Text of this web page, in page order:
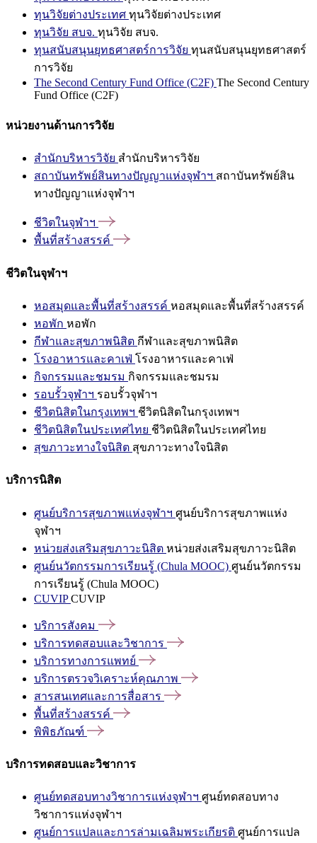
ทุนวิจัยต่างประเทศ ทุนวิจัยต่างประเทศ
ทุนวิจัย สบจ. ทุนวิจัย สบจ.
ทุนสนับสนุนยุทธศาสตร์การวิจัย ทุนสนับสนุนยุทธศาสตร์
การวิจัย
The Second Century Fund Office (C2F) The Second Century
Fund Office (C2F)
หน่วยงานด้านการวิจัย
สำนักบริหารวิจัย สำนักบริหารวิจัย
สถาบันทรัพย์สินทางปัญญาแห่งจุฬาฯ สถาบันทรัพย์สิน
ทางปัญญาแห่งจุฬาฯ
ชีวิตในจุฬาฯ
พื้นที่สร้างสรรค์
ชีวิตในจุฬาฯ
หอสมุดและพื้นที่สร้างสรรค์ หอสมุดและพื้นที่สร้างสรรค์
หอพัก หอพัก
กีฬาและสุขภาพนิสิต กีฬาและสุขภาพนิสิต
โรงอาหารและคาเฟ่ โรงอาหารและคาเฟ่
กิจกรรมและชมรม กิจกรรมและชมรม
รอบรั้วจุฬาฯ รอบรั้วจุฬาฯ
ชีวิตนิสิตในกรุงเทพฯ ชีวิตนิสิตในกรุงเทพฯ
ชีวิตนิสิตในประเทศไทย ชีวิตนิสิตในประเทศไทย
สุขภาวะทางใจนิสิต สุขภาวะทางใจนิสิต
บริการนิสิต
ศูนย์บริการสุขภาพแห่งจุฬาฯ ศูนย์บริการสุขภาพแห่ง
จุฬาฯ
หน่วยส่งเสริมสุขภาวะนิสิต หน่วยส่งเสริมสุขภาวะนิสิต
ศูนย์นวัตกรรมการเรียนรู้ (Chula MOOC) ศูนย์นวัตกรรม
การเรียนรู้ (Chula MOOC)
CUVIPCUVIP
บริการสังคม
บริการทดสอบและวิชาการ
บริการทางการแพทย์
บริการตรวจวิเคราะห์คุณภาพ
สารสนเทศและการสื่อสาร
พื้นที่สร้างสรรค์
พิพิธภัณฑ์
บริการทดสอบและวิชาการ
ศูนย์ทดสอบทางวิชาการแห่งจุฬาฯ ศูนย์ทดสอบทาง
วิชาการแห่งจุฬาฯ
ศูนย์การแปลและการล่ามเฉลิมพระเกียรติ ศูนย์การแปล